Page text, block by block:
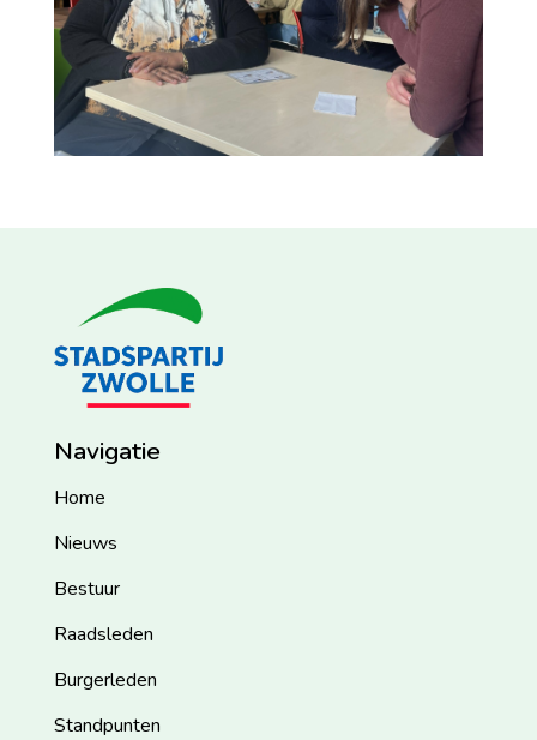
Navigatie
Home
Nieuws
Bestuur
Raadsleden
Burgerleden
Standpunten